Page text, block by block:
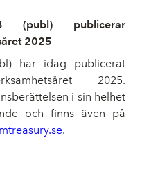
(publ) publicerar
2025
har idag publicerat
2025.
i sin helhet
och finns även på
.